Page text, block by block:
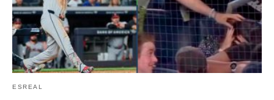
ESREAL